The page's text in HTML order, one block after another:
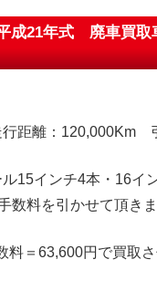
21年式 廃車買取
離：120,000Km
15インチ4本・16イ
数料を引かせて頂きま
＝63,600円で買取さ